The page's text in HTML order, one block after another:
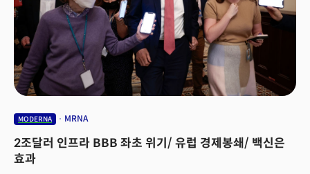
MODERNA MRNA
2조달러 인프라 BBB 좌초 위기/ 유럽 경제봉쇄/ 백신은
효과